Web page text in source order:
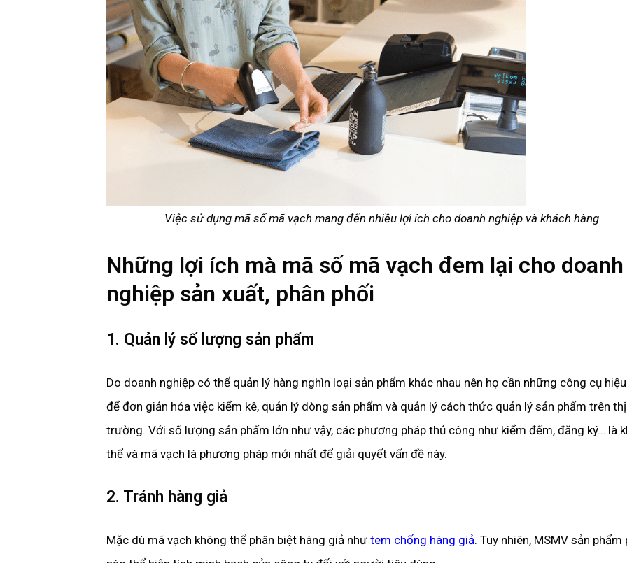
Việc sử dụng mã số mã vạch mang đến nhiều lợi ích cho doanh nghiệp và khách hàng
Những lợi ích mà mã số mã vạch đem lại cho doanh
nghiệp sản xuất, phân phối
1. Quản lý số lượng sản phẩm
Do doanh nghiệp có thể quản lý hàng nghìn loại sản phẩm khác nhau nên họ cần những công cụ
để đơn giản hóa việc kiểm kê, quản lý dòng sản phẩm và quản lý cách thức quản lý sản phẩm trên thị
trường. Với số lượng sản phẩm lớn như vậy, các phương pháp thủ công như kiểm đếm, đăng ký… là
thể và mã vạch là phương pháp mới nhất để giải quyết vấn đề này.
2. Tránh hàng giả
Mặc dù mã vạch không thể phân biệt hàng giả như tem chống hàng giả. Tuy nhiên, MSMV sản phẩm